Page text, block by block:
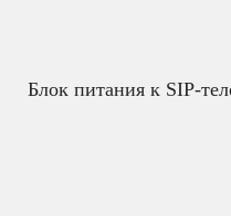
Блок питания к SIP-